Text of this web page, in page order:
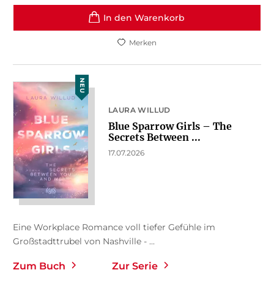
In den Warenkorb
Merken
NEU
LAURA WILLUD
Blue Sparrow Girls – The
Secrets Between ...
17.07.2026
Eine Workplace Romance voll tiefer Gefühle im
Großstadttrubel von Nashville - ...
Zum Buch Zur Serie